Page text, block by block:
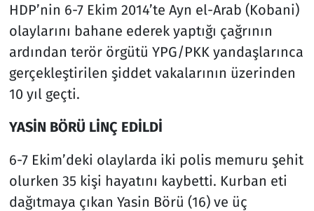
HDP’nin 6-7 Ekim 2014’te Ayn el-Arab (Kobani)
olaylarını bahane ederek yaptığı çağrının
ardından terör örgütü YPG/PKK yandaşlarınca
gerçekleştirilen şiddet vakalarının üzerinden
10 yıl geçti.
YASİN BÖRÜ LİNÇ EDİLDİ
6-7 Ekim’deki olaylarda iki polis memuru şehit
olurken 35 kişi hayatını kaybetti. Kurban eti
dağıtmaya çıkan Yasin Börü (16) ve üç
Seçim 2023
Spor
Teknoloji ve Bilim
Televizyon